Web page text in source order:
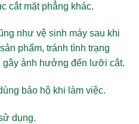
cắt mặt phẳng khác.
như vệ sinh máy sau khi
phẩm, tránh tình trạng
gây ảnh hưởng đến lưỡi cắt.
bảo hộ khi làm việc.
dụng.